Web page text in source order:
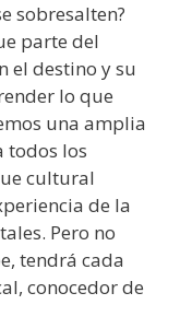
sobresalten?
parte del
el destino y su
lo que
una amplia
todos los
cultural
de la
Pero no
tendrá cada
conocedor de